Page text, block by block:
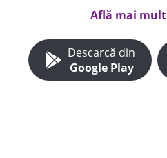
Află mai
Descarcă din
Google Play